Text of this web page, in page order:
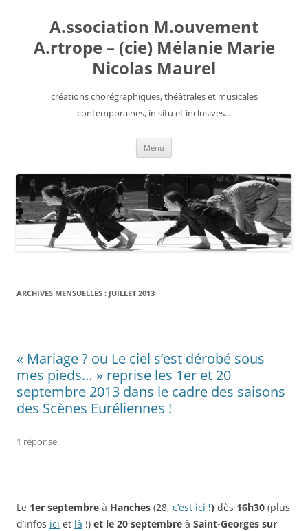
contenuA.ssociation M.ouvement
A.rtrope – (cie) Mélanie Marie
Nicolas Maurel
créations chorégraphiques, théâtrales et musicales
contemporaines, in situ et inclusives…
Menu
ARCHIVES MENSUELLES : JUILLET 2013
« Mariage ? ou Le ciel s’est dérobé sous
mes pieds… » reprise les 1er et 20
septembre 2013 dans le cadre des saisons
des Scènes Euréliennes !
1 réponse
Le 1er septembre à Hanches (28, c’est ici !) dès 16h30 (plus
d’infos ici et là !) et le 20 septembre à Saint-Georges sur